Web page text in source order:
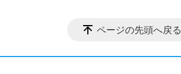
ページの先頭へ戻る